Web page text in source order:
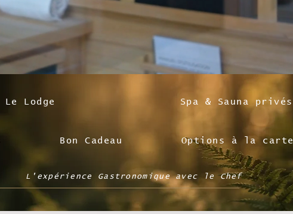
Le Lodge Spa & Sauna privés
Bon Cadeau Options à la carte
L'expérience Gastronomique avec le Chef